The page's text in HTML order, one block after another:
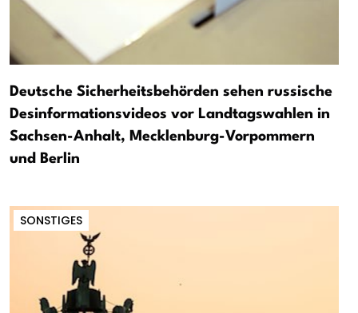
Deutsche Sicherheitsbehörden sehen russische
Desinformationsvideos vor Landtagswahlen in
Sachsen-Anhalt, Mecklenburg-Vorpommern
und Berlin
SONSTIGES